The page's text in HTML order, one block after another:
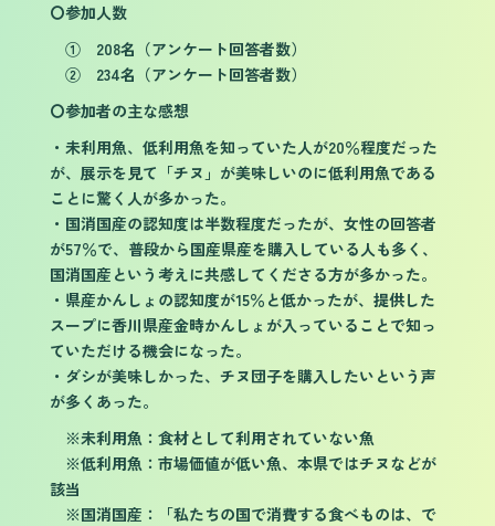
〇参加人数
① 208名（アンケート回答者数）
② 234名（アンケート回答者数）
〇参加者の主な感想
・未利用魚、低利用魚を知っていた人が20％程度だった
が、展示を見て「チヌ」が美味しいのに低利用魚である
ことに驚く人が多かった。
・国消国産の認知度は半数程度だったが、女性の回答者
が57％で、普段から国産県産を購入している人も多く、
国消国産という考えに共感してくださる方が多かった。
・県産かんしょの認知度が15％と低かったが、提供した
スープに香川県産金時かんしょが入っていることで知っ
ていただける機会になった。
・ダシが美味しかった、チヌ団子を購入したいという声
が多くあった。
※未利用魚：食材として利用されていない魚
※低利用魚：市場価値が低い魚、本県ではチヌなどが
該当
※国消国産：「私たちの国で消費する食べものは、で